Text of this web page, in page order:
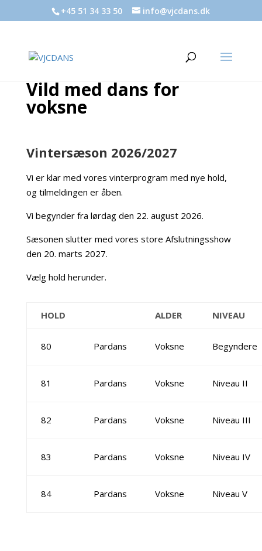
+45 51 34 33 50 info@vjcdans.dk
Vild med dans for
voksne
Vintersæson 2026/2027
Vi er klar med vores vinterprogram med nye hold,
og tilmeldingen er åben.
Vi begynder fra lørdag den 22. august 2026.
Sæsonen slutter med vores store Afslutningsshow
den 20. marts 2027.
Vælg hold herunder.
HOLD ALDER NIVEAU
80 Pardans Voksne Begyndere
81 Pardans Voksne Niveau II
82 Pardans Voksne Niveau III
83 Pardans Voksne Niveau IV
84 Pardans Voksne Niveau V